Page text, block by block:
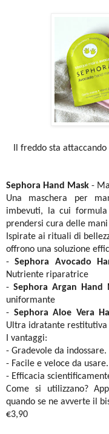
Il freddo sta
Sephora Hand Mask -
Una maschera per
imbevuti, la cui
prendersi cura delle
Ispirate ai rituali di
offrono una soluzione
-Sephora Avocado
Nutriente riparatrice
- Sephora Argan Hand
uniformante
- Sephora Aloe Vera
Ultra idratante restitutiva
I vantaggi:
- Gradevole da indossare.
- Facile e veloce da usare.
- Efficacia
Come si utilizzano?
quando se ne avverte il
€3,90